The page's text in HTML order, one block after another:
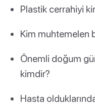
Plastik cerrahiyi
Kim muhtemelen
Önemli doğum
kimdir?
Hasta